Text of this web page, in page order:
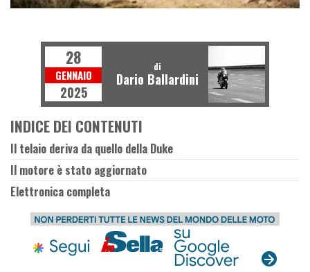
28
GENNAIO
2025
di
Dario Ballardini
INDICE DEI CONTENUTI
Il telaio deriva da quello della Duke
Il motore è stato aggiornato
Elettronica completa